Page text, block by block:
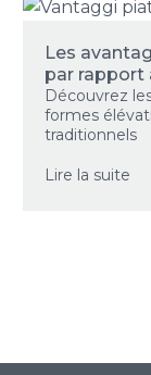
Les
par rapport
Découvrez
formes
traditionnels
Lire la suite